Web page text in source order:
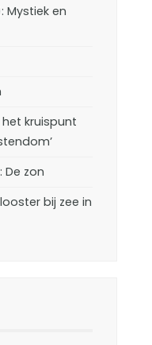
Mystiek en
het kruispunt
zon
bij zee in